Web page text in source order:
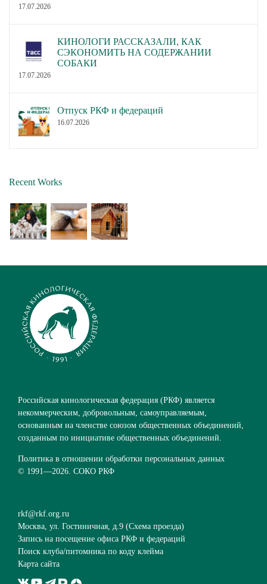
17.07.2026
КИНОЛОГИ РАССКАЗАЛИ, КАК
СЭКОНОМИТЬ НА СОДЕРЖАНИИ
СОБАКИ
17.07.2026
Отпуск РКФ и федераций
16.07.2026
Recent Works
Российская кинологическая федерация (РКФ) является
некоммерческим, добровольным, самоуправляемым,
основанным на членстве союзом общественных объединений,
созданным по инициативе общественных объединений.
Политика в отношении обработки персональных данных
© 1991—2026. СОКО РКФ
rkf@rkf.org.ru
Москва, ул. Гостиничная, д.9 (Схема проезда)
Запись на посещение офиса РКФ и федераций
Поиск клуба/питомника по коду клейма
Карта сайта